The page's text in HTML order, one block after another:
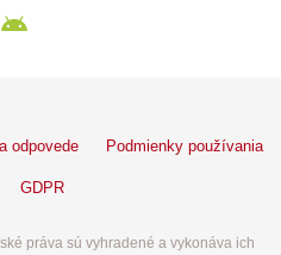
odpovede Podmienky používania
GDPR
práva sú vyhradené a vykonáva ich